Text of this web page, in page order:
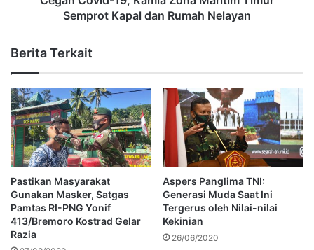
Semprot Kapal dan Rumah Nelayan
Berita Terkait
Pastikan Masyarakat
Gunakan Masker, Satgas
Pamtas RI-PNG Yonif
413/Bremoro Kostrad Gelar
Razia
Aspers Panglima TNI:
Generasi Muda Saat Ini
Tergerus oleh Nilai-nilai
Kekinian
26/06/2020